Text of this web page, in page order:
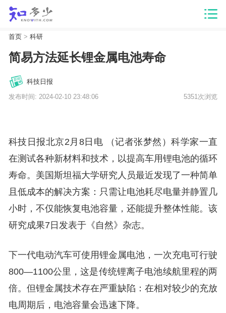
首页> 科研
简易方法延长锂金属电池寿命
科技日报
发布时间: 2024-02-10 23:48:06 5351次浏览
科技日报北京2月8日电 （记者张梦然）科学家一直
在测试各种新材料和技术，以提高车用锂电池的循环
寿命。美国斯坦福大学研究人员最近发现了一种简单
且低成本的解决方案：只需让电池耗尽电量并静置几
小时，不仅能恢复电池容量，还能提升整体性能。该
研究成果7日发表于《自然》杂志。
下一代电动汽车可使用锂金属电池，一次充电可行驶
800—1100公里，这是传统锂离子电池续航里程的两
倍。但锂金属技术存在严重缺陷：在相对较少的充放
电周期后，电池容量会迅速下降。